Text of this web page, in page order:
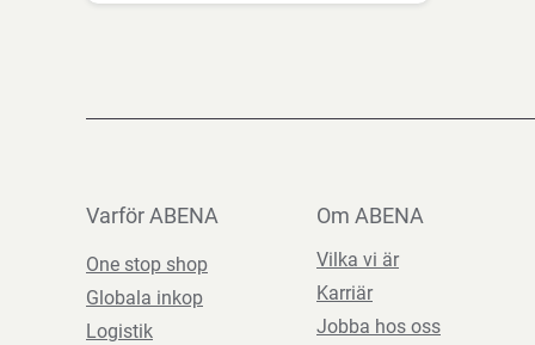
Varför ABENA
One stop shop
Globala inkop
Logistik
Om ABENA
Vilka vi är
Karriär
Jobba hos oss